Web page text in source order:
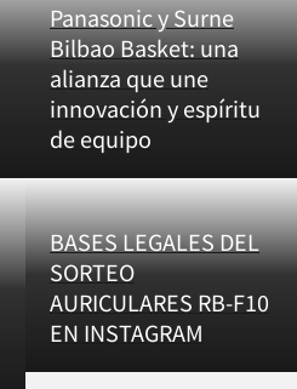
Panasonic y Surne
Bilbao Basket: una
alianza que une
innovación y espíritu
de equipo
BASES LEGALES DEL
SORTEO
AURICULARES RB-F10
EN INSTAGRAM